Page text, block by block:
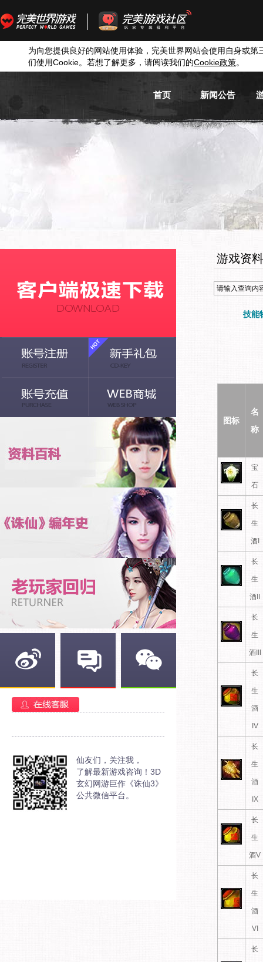
为向您提供良好的网站使用体验，完美世界网站会使用自身或第
们使用Cookie。若想了解更多，请阅读我们的Cookie政策。
首页 新闻公告
游戏新闻
活动信息
仙友们，关注我，
了解最新游戏咨询！3D
玄幻网游巨作《诛仙3》
公共微信平台。
游戏资料
技能
图标
名
称
宝
石
长
生
酒I
长
生
酒II
长
生
酒III
长
生
酒
IV
长
生
酒
IX
长
生
酒V
长
生
酒
VI
长